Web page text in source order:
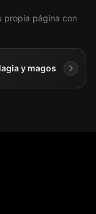
propia página con
y magos